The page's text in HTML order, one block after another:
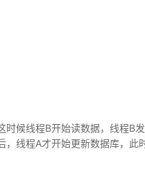
候线程B开始读数据，线程B
线程A才开始更新数据库，此